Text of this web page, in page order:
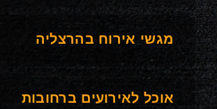
מגשי אירוח בהרצליה
אוכל לאירועים ברחובות